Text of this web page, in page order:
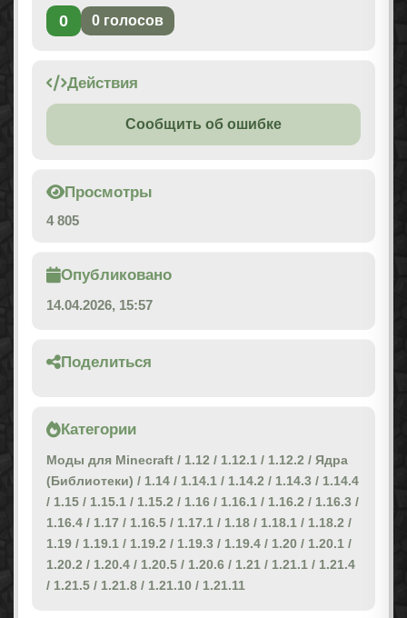
0 0 голосов
Действия
Сообщить об ошибке
Просмотры
4 805
Опубликовано
14.04.2026, 15:57
Поделиться
Категории
Моды для Minecraft / 1.12 / 1.12.1 / 1.12.2 / Ядра
(Библиотеки) / 1.14 / 1.14.1 / 1.14.2 / 1.14.3 / 1.14.4
/ 1.15 / 1.15.1 / 1.15.2 / 1.16 / 1.16.1 / 1.16.2 / 1.16.3 /
1.16.4 / 1.17 / 1.16.5 / 1.17.1 / 1.18 / 1.18.1 / 1.18.2 /
1.19 / 1.19.1 / 1.19.2 / 1.19.3 / 1.19.4 / 1.20 / 1.20.1 /
1.20.2 / 1.20.4 / 1.20.5 / 1.20.6 / 1.21 / 1.21.1 / 1.21.4
/ 1.21.5 / 1.21.8 / 1.21.10 / 1.21.11